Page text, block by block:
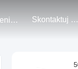
Wydarzenia Skontaktuj Się Z Nami